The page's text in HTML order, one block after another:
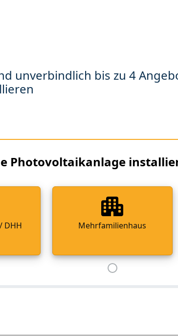
unverbindlich bis zu 4
Photovoltaikanlage
DHH Mehrfamilienhaus